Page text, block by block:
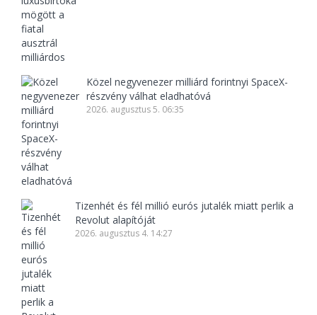
Közel negyvenezer milliárd forintnyi SpaceX-
részvény válhat eladhatóvá
2026. augusztus 5. 06:35
Tizenhét és fél millió eurós jutalék miatt perlik a
Revolut alapítóját
2026. augusztus 4. 14:27